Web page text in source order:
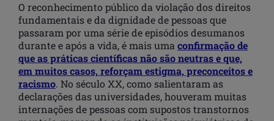
O reconhecimento público da violação dos direitos
fundamentais e da dignidade de pessoas que
passaram por uma série de episódios desumanos
durante e após a vida, é mais uma confirmação de
que as práticas científicas não são neutras e que,
em muitos casos, reforçam estigma, preconceitos e
racismo. No século XX, como salientaram as
declarações das universidades, houveram muitas
internações de pessoas com supostos transtornos